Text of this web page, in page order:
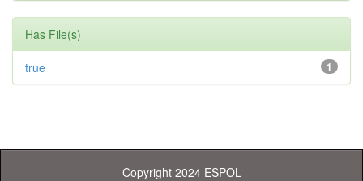
Has File(s)
1
true
Copyright 2024 ESPOL